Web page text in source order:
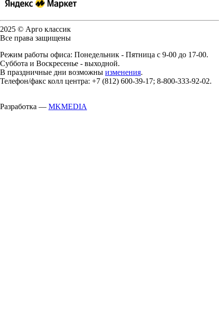
2025 © Арго классик
Все права защищены
Режим работы офиса: Понедельник - Пятница с 9-00 до 17-00.
Суббота и Воскресенье - выходной.
В праздничные дни возможны изменения.
Телефон/факс колл центра: +7 (812) 600-39-17; 8-800-333-92-02.
Разработка — MKMEDIA